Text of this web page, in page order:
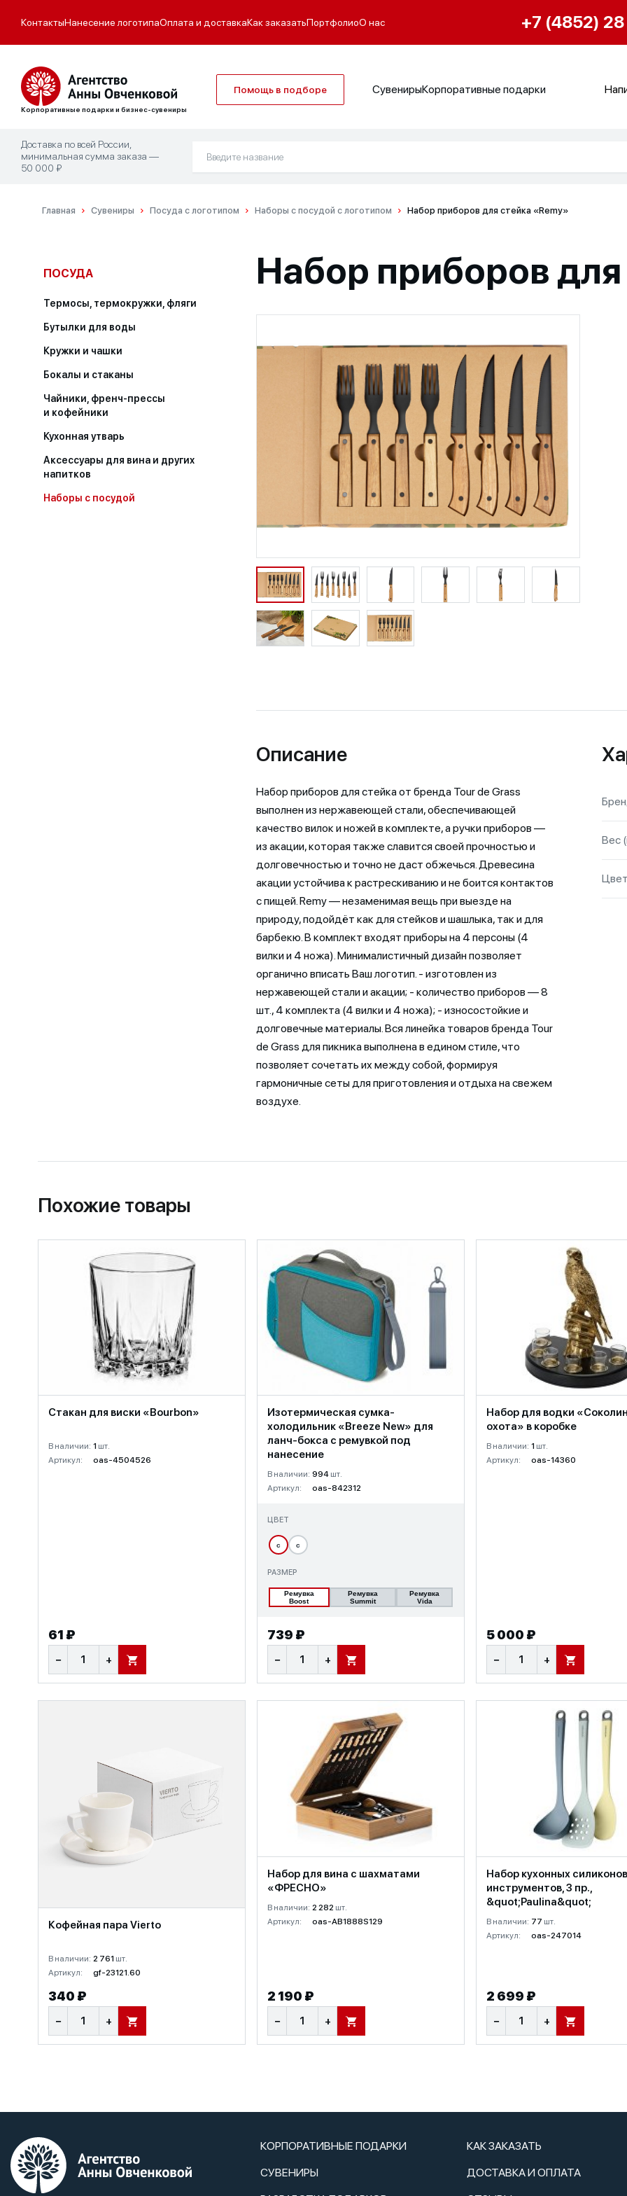
КонтактыНанесение логотипаОплата и доставкаКак заказатьПортфолиоО нас +7 (4852)
Корпоративные подарки и бизнес-сувениры
Помощь в подборе СувенирыКорпоративные подарки
Доставка по всей России,
минимальная сумма заказа —
50 000 ₽
Главная Сувениры Посуда с логотипом Наборы с посудой с логотипом Набор приборов для стейка «Remy»
ПОСУДА
Термосы, термокружки, фляги
Бутылки для воды
Кружки и чашки
Бокалы и стаканы
Чайники, френч-прессы
и кофейники
Кухонная утварь
Аксессуары для вина и других
напитков
Наборы с посудой
Набор приборов
Описание
Набор приборов для стейка от бренда Tour de Grass
выполнен из нержавеющей стали, обеспечивающей
качество вилок и ножей в комплекте, а ручки приборов —
из акации, которая также славится своей прочностью и
долговечностью и точно не даст обжечься. Древесина
акации устойчива к растрескиванию и не боится контактов
с пищей. Remy — незаменимая вещь при выезде на
природу, подойдёт как для стейков и шашлыка, так и для
барбекю. В комплект входят приборы на 4 персоны (4
вилки и 4 ножа). Минималистичный дизайн позволяет
органично вписать Ваш логотип. - изготовлен из
нержавеющей стали и акации; - количество приборов — 8
шт., 4 комплекта (4 вилки и 4 ножа); - износостойкие и
долговечные материалы. Вся линейка товаров бренда Tour
de Grass для пикника выполнена в едином стиле, что
позволяет сочетать их между собой, формируя
гармоничные сеты для приготовления и отдыха на свежем
воздухе.
Вес
Похожие товары
Стакан для виски «Bourbon»
В наличии: 1 шт.
Артикул:
oas-4504526
61 ₽
− + В КОРЗИНУ
Изотермическая сумка-
холодильник «Breeze New» для
ланч-бокса с ремувкой под
нанесение
В наличии: 994 шт.
Артикул:
oas-842312
ЦВЕТ
с с
РАЗМЕР
Ремувка
Boost
Ремувка
Summit
Ремувка
Vida
739 ₽
− + В КОРЗИНУ
Набор для водки
охота» в коробке
В наличии: 1 шт.
Артикул:
oas-14360
5 000 ₽
− + В КОРЗИНУ
Кофейная пара Vierto
В наличии: 2 761 шт.
Артикул:
gf-23121.60
340 ₽
− + В КОРЗИНУ
Набор для вина с шахматами
«ФРЕСНО»
В наличии: 2 282 шт.
Артикул:
oas-AB1888S129
2 190 ₽
− + В КОРЗИНУ
Набор кухонных
инструментов, 3 пр.,
&quot;Paulina&quot;
В наличии: 77 шт.
Артикул:
oas-247014
2 699 ₽
− + В КОРЗИНУ
КОРПОРАТИВНЫЕ ПОДАРКИ
СУВЕНИРЫ
КАК ЗАКАЗАТЬ
ДОСТАВКА И ОПЛАТА